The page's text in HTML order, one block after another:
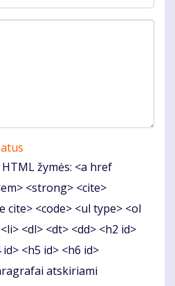
žymės: <a href
<strong> <cite>
cite> <code> <ul type> <ol
<dl> <dt> <dd> <h2 id>
<h5 id> <h6 id>
atskiriami